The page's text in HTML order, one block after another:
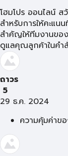
โฮมโปร ออนไลน์
สำหรับการให้คะแ
สำคัญให้ทีมงานขอ
ดูแลคุณลูกค้าในคำ
ถาวร
5
29 ธ.ค. 2024
ความคุ้มค่าข